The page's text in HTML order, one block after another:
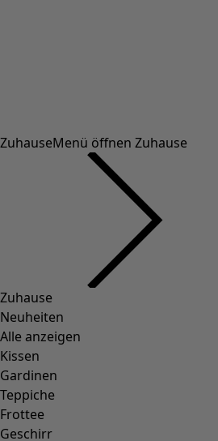
ZuhauseMenü öffnen Zuhause
Zuhause
Neuheiten
Alle anzeigen
Kissen
Gardinen
Teppiche
Frottee
Geschirr